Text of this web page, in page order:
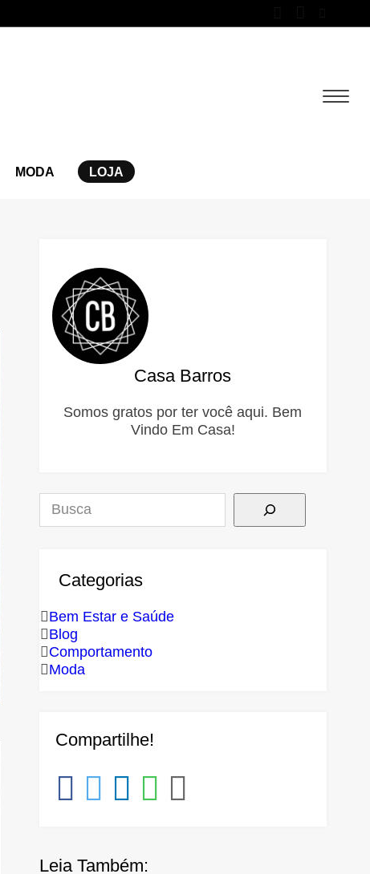
MODA LOJA
Casa Barros
Somos gratos por ter você aqui. Bem
Vindo Em Casa!
Pesquisar
Categorias
Bem Estar e Saúde
Blog
Comportamento
Moda
Compartilhe!
Leia Também: